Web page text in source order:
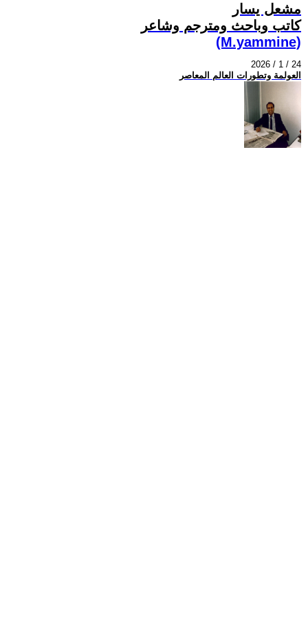
مشعل يسار
كاتب وباحث ومترجم وشاعر
(M.yammine)
2026 / 1 / 24
العولمة وتطورات العالم المعاصر